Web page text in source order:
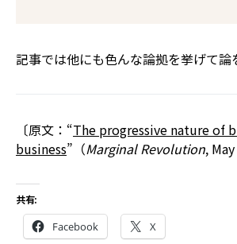
記事では他にも色んな論拠を挙げて論
〔原文：“The progressive nature of
business”（Marginal Revolution,
共有:
Facebook X